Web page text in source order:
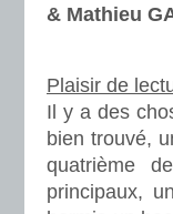
& Mathieu
Plaisir de
Il y a des
bien trouvé,
quatrième
principaux,